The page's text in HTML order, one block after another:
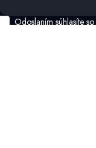
Odoslaním súhlasíte so